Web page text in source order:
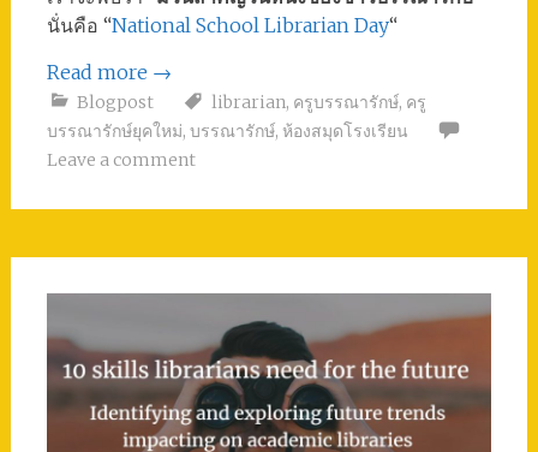
นั่นคือ “National School Librarian Day“
Read more →
Blogpost librarian, ครูบรรณารักษ์, ครู
บรรณารักษ์ยุคใหม่, บรรณารักษ์, ห้องสมุดโรงเรียน
Leave a comment